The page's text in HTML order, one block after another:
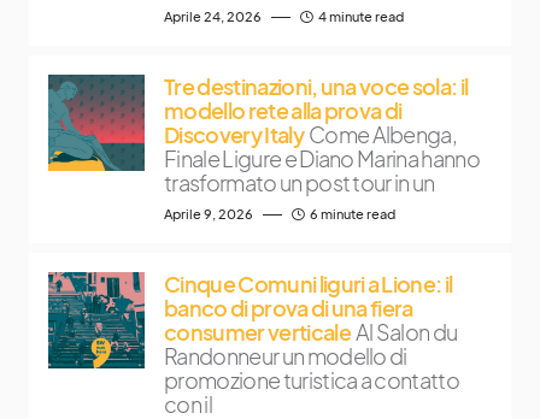
Aprile 24, 2026 4 minute read
Tre destinazioni, una voce sola: il
modello rete alla prova di
Discovery Italy Come Albenga,
Finale Ligure e Diano Marina hanno
trasformato un post tour in un
Aprile 9, 2026 6 minute read
Cinque Comuni liguri a Lione: il
banco di prova di una fiera
consumer verticale Al Salon du
Randonneur un modello di
promozione turistica a contatto
con il